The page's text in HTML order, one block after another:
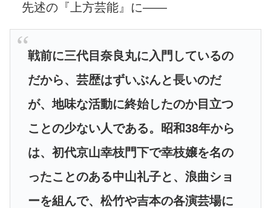
先述の『上方芸能』に――
戦前に三代目奈良丸に入門しているの
だから、芸歴はずいぶんと長いのだ
が、地味な活動に終始したのか目立つ
ことの少ない人である。昭和38年から
は、初代京山幸枝門下で幸枝嬢を名の
ったことのある中山礼子と、浪曲ショ
ーを組んで、松竹や吉本の各演芸場に